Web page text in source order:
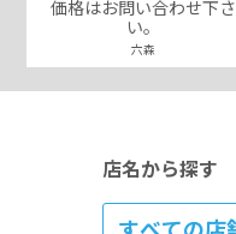
価格はお問い合わせ下さ
い。
六森
店名から探す